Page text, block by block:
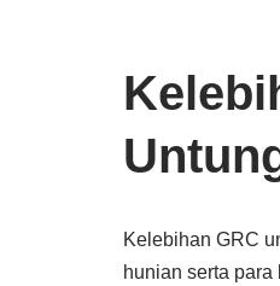
Kelebihan GRC
hunian serta